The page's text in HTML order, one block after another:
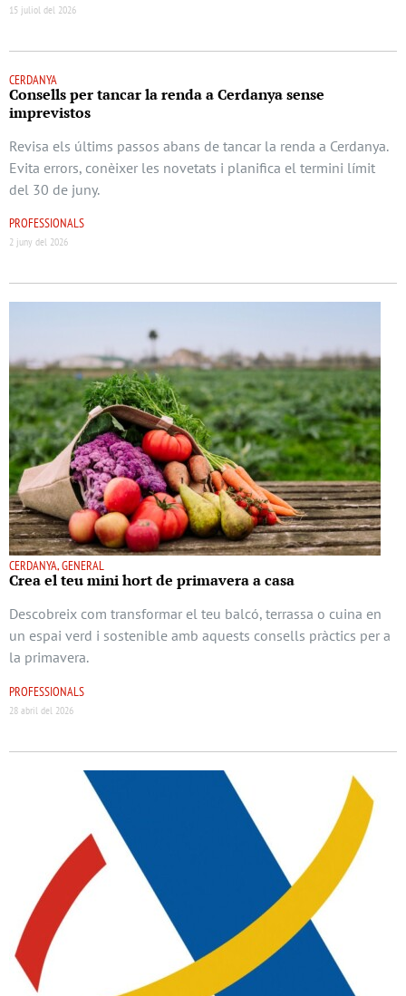
15 juliol del 2026
CERDANYA
Consells per tancar la renda a Cerdanya sense
imprevistos
Revisa els últims passos abans de tancar la renda a Cerdanya.
Evita errors, conèixer les novetats i planifica el termini límit
del 30 de juny.
PROFESSIONALS
2 juny del 2026
CERDANYA, GENERAL
Crea el teu mini hort de primavera a casa
Descobreix com transformar el teu balcó, terrassa o cuina en
un espai verd i sostenible amb aquests consells pràctics per a
la primavera.
PROFESSIONALS
28 abril del 2026